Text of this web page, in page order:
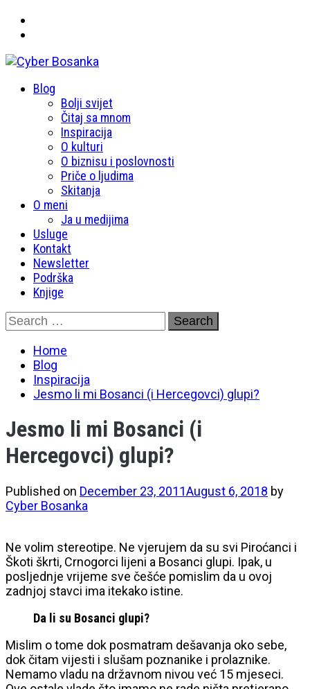
Cyber Bosanka
Primary
Blog
Bolji svijet
Čitaj sa mnom
Inspiracija
O kulturi
O biznisu i poslovnosti
Priče o ljudima
Skitanja
O meni
Ja u medijima
Usluge
Kontakt
Newsletter
Podrška
Knjige
Skip
to
content
Search
for:
Home
Blog
Inspiracija
Jesmo li mi Bosanci (i Hercegovci) glupi?
Jesmo li mi Bosanci (i
Hercegovci) glupi?
Published on December 23, 2011August 6, 2018 by
Cyber Bosanka
Ne volim stereotipe. Ne vjerujem da su svi Piroćanci i
Škoti škrti, Crnogorci lijeni a Bosanci glupi. Ipak, u
posljednje vrijeme sve češće pomislim da u ovoj
zadnjoj stavci ima itekako istine.
Da li su Bosanci glupi?
Mislim o tome dok posmatram dešavanja oko sebe,
dok čitam vijesti i slušam poznanike i prolaznike.
Nemamo vladu na državnom nivou već 15 mjeseci.